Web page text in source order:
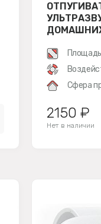
Сфера
2150 ₽
Нет в наличии